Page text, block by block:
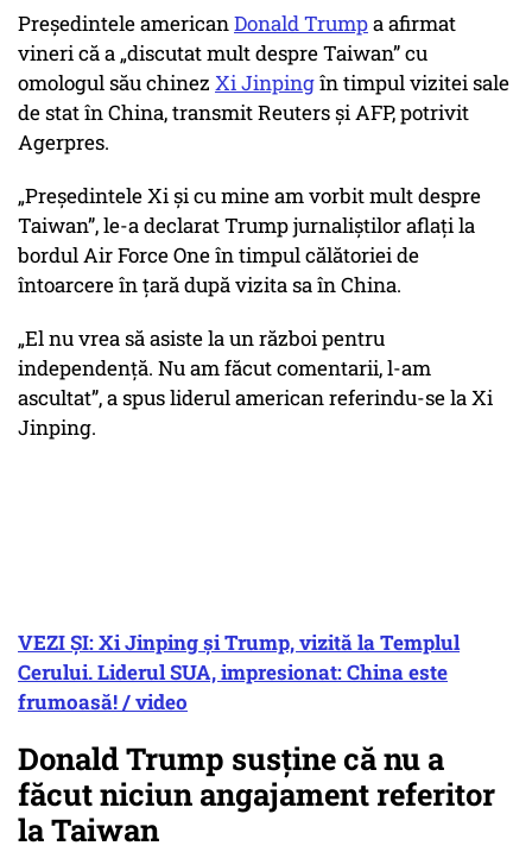
Preşedintele americanDonald Trumpa afirmat
vineri că a „discutat mult despre Taiwan”cu
omologul său chinez Xi Jinpingîn timpul vizitei sale
de stat în China, transmit Reuters şi AFP, potrivit
Agerpres.
„Preşedintele Xi şi cu mine am vorbit mult despre
Taiwan”, le-a declarat Trump jurnaliştilor aflaţi la
bordul Air Force One în timpul călătoriei de
întoarcere în ţară după vizita sa în China.
„El nu vrea să asiste la un război pentru
independenţă. Nu am făcut comentarii, l-am
ascultat”,a spus liderul american referindu-se la Xi
Jinping.
VEZI ȘI: Xi Jinping și Trump, vizită la Templul
Cerului. Liderul SUA, impresionat: China este
frumoasă! / video
Donald Trump susţine că nu a
făcut niciun angajament referitor
la Taiwan